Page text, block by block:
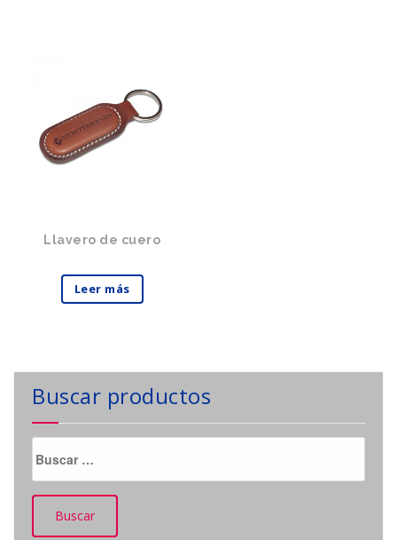
Llavero de cuero
Leer más
Buscar productos